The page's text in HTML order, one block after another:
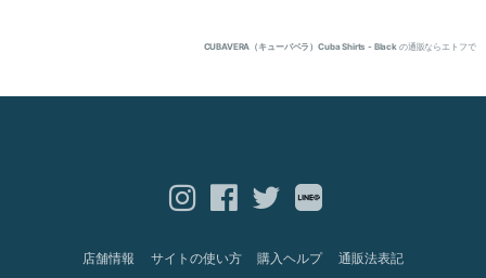
CUBAVERA（キューバベラ）Cuba Shirts - Black の通販ならエトフで
店舗情報 サイトの使い方 購入ヘルプ
通販法表記